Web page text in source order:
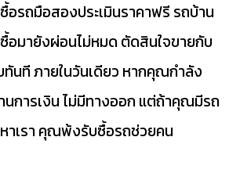
รถมือสองประเมินราคาฟรี รถบ้าน
อมายังผ่อนไม่หมด ตัดสินใจขายกับ
ทันที ภายในวันเดียว หากคุณกำลัง
การเงิน ไม่มีทางออก แต่ถ้าคุณมีรถ
าเรา คุณพ้งรับซื้อรถช่วยคน